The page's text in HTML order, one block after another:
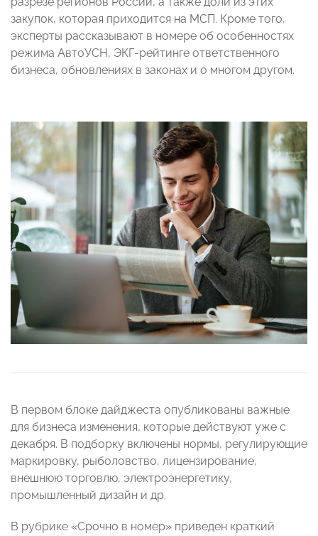
закупок, которая приходится на МСП. Кроме того,
эксперты рассказывают в номере об особенностях
режима АвтоУСН, ЭКГ-рейтинге ответственного
бизнеса, обновлениях в законах и о многом другом.
В первом блоке дайджеста опубликованы важные
для бизнеса изменения, которые действуют уже с
декабря. В подборку включены нормы, регулирующие
маркировку, рыболовство, лицензирование,
внешнюю торговлю, электроэнергетику,
промышленный дизайн и др.
В рубрике «Срочно в номер» приведен краткий